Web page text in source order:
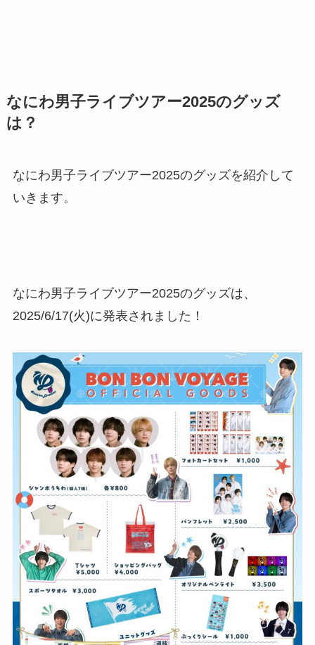
なにわ男子ライブツアー2025のグッズ
は？
なにわ男子ライブツアー2025のグッズを紹介して
いきます。
なにわ男子ライブツアー2025のグッズは、
2025/6/17(火)に発表されました！